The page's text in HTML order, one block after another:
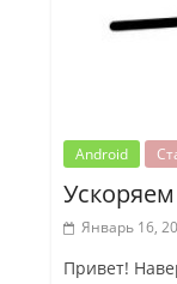
Android
Январь 16,
Привет!